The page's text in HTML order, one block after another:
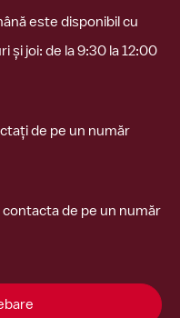
este disponibil cu
și joi: de la 9:30 la 12:00
de pe un număr
de pe un număr